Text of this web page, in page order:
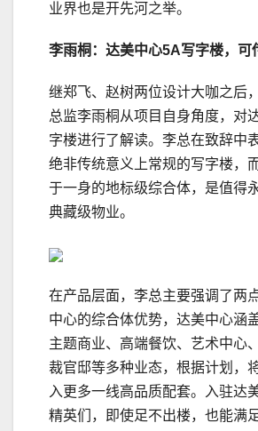
业界也是开先河之举。
李雨桐：达美中心5A写字楼，可
继郑飞、赵树两位设计大咖之后
总监李雨桐从项目自身角度，对
字楼进行了解读。李总在致辞中
绝非传统意义上常规的写字楼，
于一身的地标级综合体，是值得
典藏级物业。
在产品层面，李总主要强调了两
中心的综合体优势，达美中心涵
主题商业、高端餐饮、艺术中心
裁官邸等多种业态，根据计划，
入更多一线高品质配套。入驻达
精英们，即使足不出楼，也能满